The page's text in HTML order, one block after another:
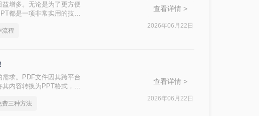
增多。无论是为了更方便
都是一项非常实用的技
流程
查看详情 >
2026年06月22日
求。PDF文件因其跨平台
内容转换为PPT格式，以
费三种方法
查看详情 >
2026年06月22日